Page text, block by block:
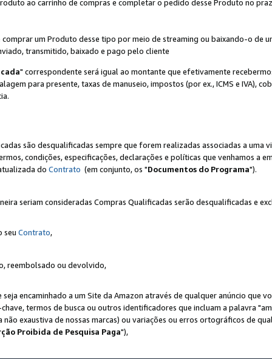
ao carrinho de compras e completar o pedido desse Produto no
um Produto desse tipo por meio de streaming ou baixando-o de
transmitido, baixado e pago pelo cliente
" correspondente será igual ao montante que efetivamente
para presente, taxas de manuseio, impostos (por ex., ICMS e IVA),
são desqualificadas sempre que forem realizadas associadas a uma
condições, especificações, declarações e políticas que venhamos a
do Contrato (em conjunto, os "Documentos do Programa").
seriam consideradas Compras Qualificadas serão desqualificadas e
seu Contrato,
reembolsado ou devolvido,
encaminhado a um Site da Amazon através de qualquer anúncio que
termos de busca ou outros identificadores que incluam a palavra
exaustiva de nossas marcas) ou variações ou erros ortográficos de
Proibida de Pesquisa Paga"),